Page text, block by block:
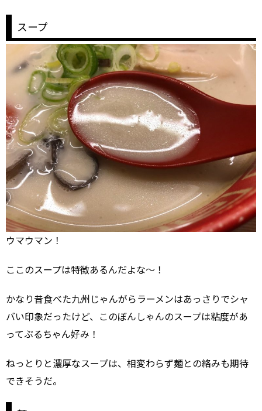
スープ
ウマウマン！
ここのスープは特徴あるんだよな〜！
かなり昔食べた九州じゃんがらラーメンはあっさりでシャ
バい印象だったけど、このぼんしゃんのスープは粘度があ
ってぶるちゃん好み！
ねっとりと濃厚なスープは、相変わらず麺との絡みも期待
できそうだ。